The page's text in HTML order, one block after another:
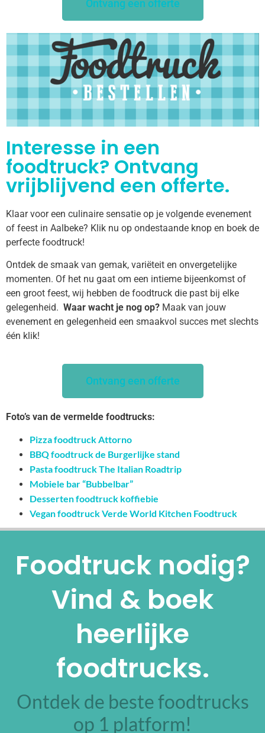
Ontvang een offerte
Interesse in een
foodtruck? Ontvang
vrijblijvend een offerte.
Klaar voor een culinaire sensatie op je volgende evenement
of feest in Aalbeke? Klik nu op ondestaande knop en boek de
perfecte foodtruck!
Ontdek de smaak van gemak, variëteit en onvergetelijke
momenten. Of het nu gaat om een intieme bijeenkomst of
een groot feest, wij hebben de foodtruck die past bij elke
gelegenheid. Waar wacht je nog op? Maak van jouw
evenement en gelegenheid een smaakvol succes met slechts
één klik!
Ontvang een offerte
Foto’s van de vermelde foodtrucks:
Pizza foodtruck Attorno
BBQ foodtruck de Burgerlijke stand
Pasta foodtruck The Italian Roadtrip
Mobiele bar “Bubbelbar”
Desserten foodtruck koffiebie
Vegan foodtruck Verde World Kitchen Foodtruck
Foodtruck nodig?
Vind & boek
heerlijke
foodtrucks.
Ontdek de beste foodtrucks
op 1 platform!